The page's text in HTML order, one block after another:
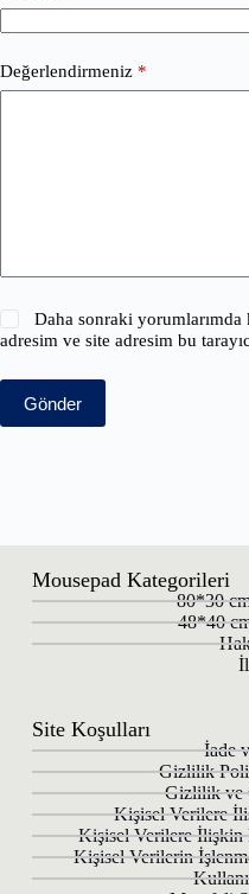
Değerlendirmeniz *
Daha sonraki yorumlarımda
adresim ve site adresim bu
Gönder
Mousepad Kategorileri
80*30
48*40
Site Koşulları
İade
Gizlilik
Gizlilik ve
Kişisel Verilere
Kişisel Verilere İlişkin
Kişisel Verilerin